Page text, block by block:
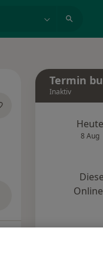
Termin
Inaktiv
Heute
8 Aug